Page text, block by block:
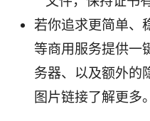
若你追求更简单、
等商用服务提供一
务器、以及额外的
图片链接了解更多。